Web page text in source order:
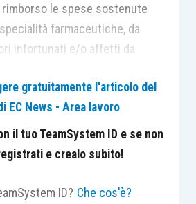
le spese sostenute
farmaceutiche, da
infortunati e/o affetti da
riconosciute necessarie dai
recupero dell’integrità psico-
alla patologia causata
di natura lavorativa. Destinatari
delle Amministrazioni
gratuitamente l'articolo del
EC News - Area lavoro
il tuo TeamSystem ID e se non
e crealo subito!
ID? Che cos'è?